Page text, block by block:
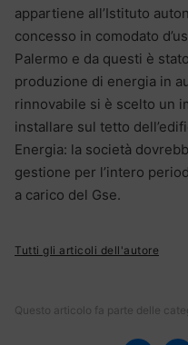
appartiene all’Istituto
concesso in comodato
Palermo e da questi è
produzione di energia in
rinnovabile si è scelto un
installare sul tetto
Energia: la società
gestione per l’intero
a carico del Gse.
Tutti gli articoli dell'autore
Questo articolo fa parte delle